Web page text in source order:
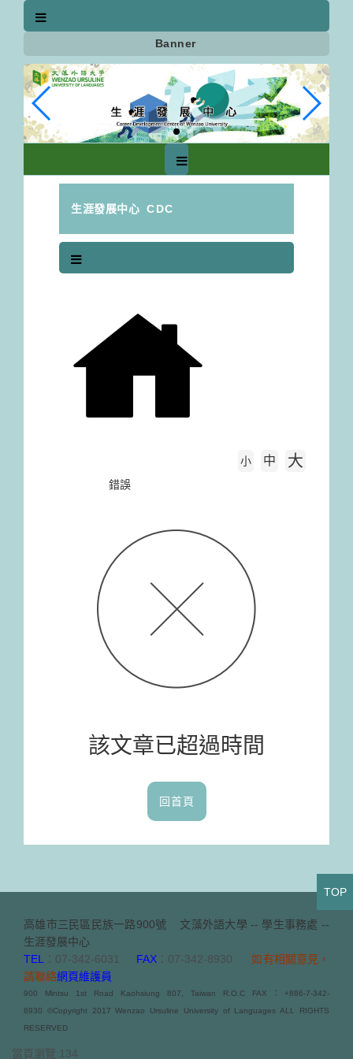
Banner
生涯發展中心 CDC
錯誤
小 中 大
該文章已超過時間
回首頁
高雄市三民區民族一路900號
文藻外語大學 -- 學生事務處 --
生涯發展中心
TEL
：07-342-6031 FAX：07-342-8930
如有相關意見，
請聯絡網頁維護員
900 Mintsu 1st Road Kaohsiung 807, Taiwan R.O.C FAX：+886-7-342-
8930 ©Copyright 2017 Wenzao Ursuline University of Languages ALL RIGHTS
RESERVED
當頁瀏覽:134
TOP